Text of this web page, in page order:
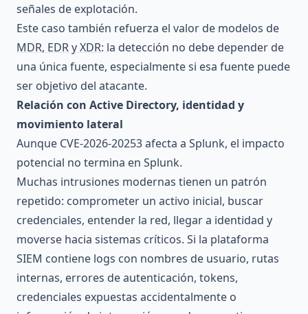
señales de explotación.
Este caso también refuerza el valor de modelos de
MDR, EDR y XDR: la detección no debe depender de
una única fuente, especialmente si esa fuente puede
ser objetivo del atacante.
Relación con Active Directory, identidad y
movimiento lateral
Aunque CVE-2026-20253 afecta a Splunk, el impacto
potencial no termina en Splunk.
Muchas intrusiones modernas tienen un patrón
repetido: comprometer un activo inicial, buscar
credenciales, entender la red, llegar a identidad y
moverse hacia sistemas críticos. Si la plataforma
SIEM contiene logs con nombres de usuario, rutas
internas, errores de autenticación, tokens,
credenciales expuestas accidentalmente o